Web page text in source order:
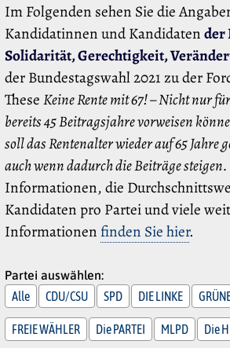
Im Folgenden sehen Sie die
Kandidatinnen und Kandidatender
Solidarität, Gerechtigkeit,
der Bundestagswahl 2021 zu der
TheseKeine Rente mit 67! – Nicht nur
bereits 45 Beitragsjahre vorweisen
soll das Rentenalter wieder auf 65 Jahre
auch wenn dadurch die Beiträge steigen.
Informationen, die
Kandidaten pro Partei und viele
Informationen finden Sie hier.
Partei auswählen:
Alle
CDU/CSU SPD DIE LINKE
FREIE WÄHLER Die PARTEI MLPD Die